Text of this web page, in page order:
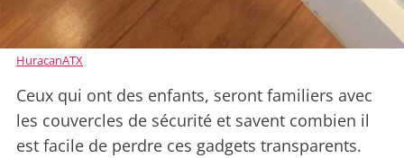
HuracanATX
Ceux qui ont des enfants, seront familiers avec
les couvercles de sécurité et savent combien il
est facile de perdre ces gadgets transparents.